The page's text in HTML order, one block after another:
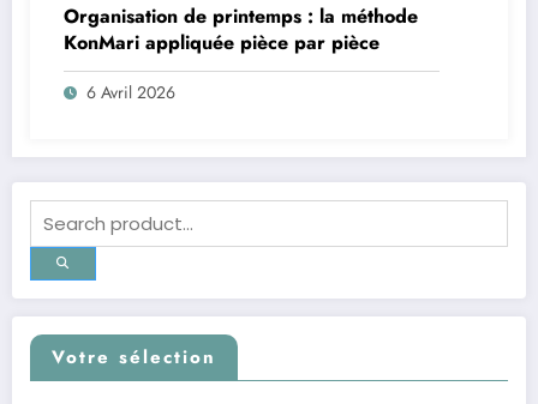
Organisation de printemps : la méthode
KonMari appliquée pièce par pièce
6 Avril 2026
Votre sélection